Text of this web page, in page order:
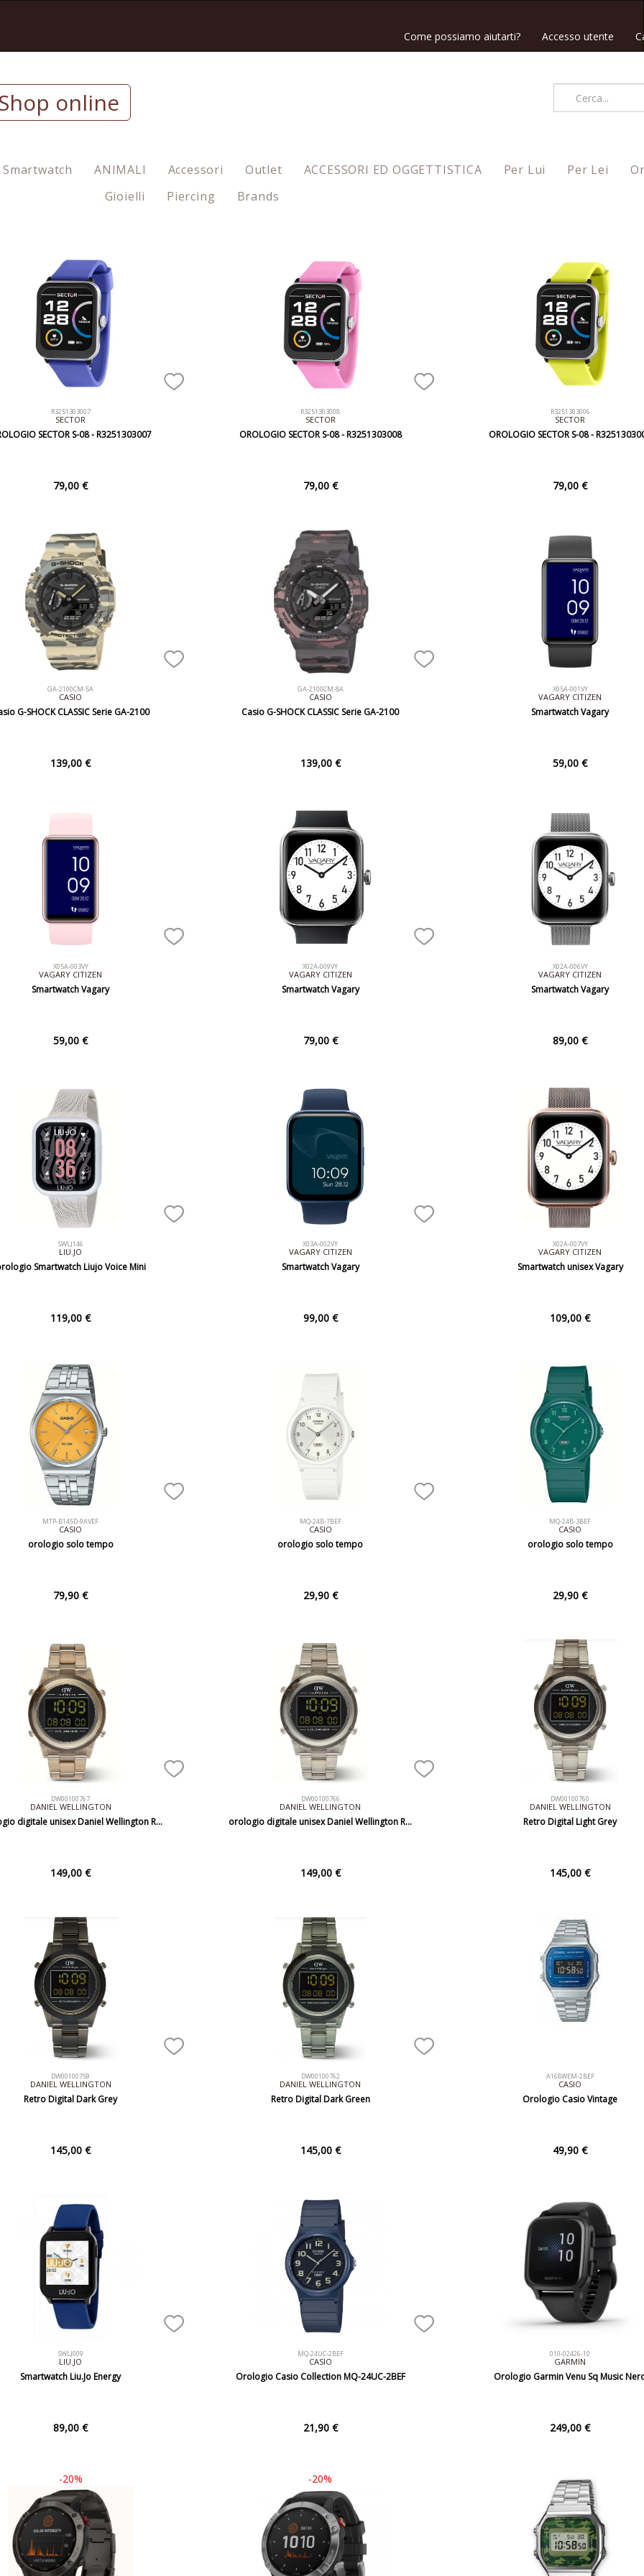
Accesso utente
Come possiamo aiutarti?
online
Smartwatch ANIMALI Accessori Outlet ACCESSORI ED OGGETTISTICA Per Lui Per Lei
Gioielli
Piercing Brands
R3251303007
SECTOR
SECTOR S-08 - R3251303007
79,00 €
R3251303008
SECTOR
OROLOGIO SECTOR S-08 - R3251303008
79,00 €
R3251303006
SECTOR
OROLOGIO SECTOR S-08 -
79,00 €
GA-2100CM-5A
CASIO
G-SHOCK CLASSIC Serie GA-2100
139,00 €
GA-2100CM-8A
CASIO
Casio G-SHOCK CLASSIC Serie GA-2100
139,00 €
X05A-001VY
VAGARY CITIZEN
Smartwatch Vagary
59,00 €
X05A-003VY
VAGARY CITIZEN
Smartwatch Vagary
59,00 €
X02A-009VY
VAGARY CITIZEN
Smartwatch Vagary
79,00 €
X02A-006VY
VAGARY CITIZEN
Smartwatch Vagary
89,00 €
SWLJ146
LIU.JO
Smartwatch Liujo Voice Mini
119,00 €
X03A-002VY
VAGARY CITIZEN
Smartwatch Vagary
99,00 €
X02A-007VY
VAGARY CITIZEN
Smartwatch unisex Vagary
109,00 €
MTP-B145D-9AVEF
CASIO
orologio solo tempo
79,90 €
MQ-24B-7BEF
CASIO
orologio solo tempo
29,90 €
MQ-24B-3BEF
CASIO
orologio solo tempo
29,90 €
DW00100767
DANIEL WELLINGTON
digitale unisex Daniel Wellington R…
149,00 €
DW00100766
DANIEL WELLINGTON
orologio digitale unisex Daniel Wellington R…
149,00 €
DW00100760
DANIEL WELLINGTON
Retro Digital Light Grey
145,00 €
DW00100759
DANIEL WELLINGTON
Retro Digital Dark Grey
145,00 €
DW00100762
DANIEL WELLINGTON
Retro Digital Dark Green
145,00 €
A168WEM-2BEF
CASIO
Orologio Casio Vintage
49,90 €
SWLJ009
LIU.JO
Smartwatch Liu.Jo Energy
89,00 €
MQ-24UC-2BEF
CASIO
Orologio Casio Collection MQ-24UC-2BEF
21,90 €
010-02426-10
GARMIN
Orologio Garmin Venu Sq Music
249,00 €
-20% -20%